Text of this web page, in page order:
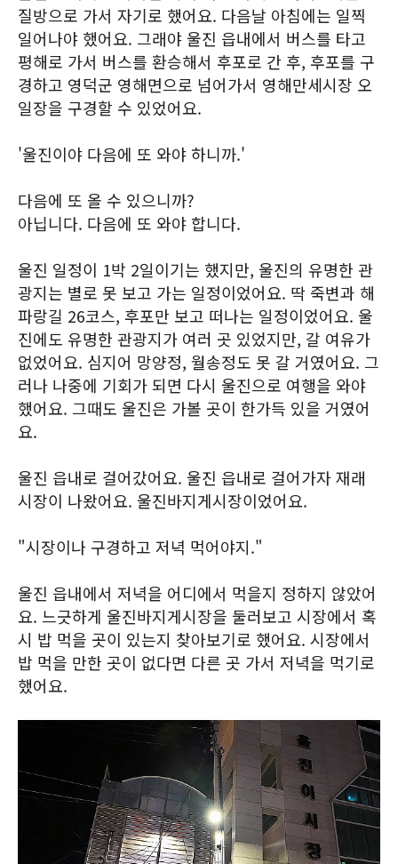
질방으로 가서 자기로 했어요. 다음날 아침에는 일찍
일어나야 했어요. 그래야 울진 읍내에서 버스를 타고
평해로 가서 버스를 환승해서 후포로 간 후, 후포를 구
경하고 영덕군 영해면으로 넘어가서 영해만세시장 오
일장을 구경할 수 있었어요.
'울진이야 다음에 또 와야 하니까.'
다음에 또 올 수 있으니까?
아닙니다. 다음에 또 와야 합니다.
울진 일정이 1박 2일이기는 했지만, 울진의 유명한 관
광지는 별로 못 보고 가는 일정이었어요. 딱 죽변과 해
파랑길 26코스, 후포만 보고 떠나는 일정이었어요. 울
진에도 유명한 관광지가 여러 곳 있었지만, 갈 여유가
없었어요. 심지어 망양정, 월송정도 못 갈 거였어요. 그
러나 나중에 기회가 되면 다시 울진으로 여행을 와야
했어요. 그때도 울진은 가볼 곳이 한가득 있을 거였어
요.
울진 읍내로 걸어갔어요. 울진 읍내로 걸어가자 재래
시장이 나왔어요. 울진바지게시장이었어요.
"시장이나 구경하고 저녁 먹어야지."
울진 읍내에서 저녁을 어디에서 먹을지 정하지 않았어
요. 느긋하게 울진바지게시장을 둘러보고 시장에서 혹
시 밥 먹을 곳이 있는지 찾아보기로 했어요. 시장에서
밥 먹을 만한 곳이 없다면 다른 곳 가서 저녁을 먹기로
했어요.